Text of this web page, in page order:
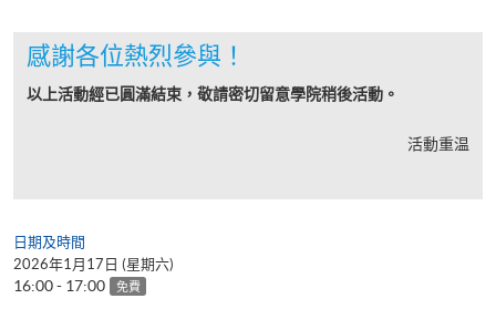
感謝各位熱烈參與！
以上活動經已圓滿結束，敬請密切留意學院稍後活動。
活動重温
日期及時間
2026年1月17日 (星期六)
16:00 - 17:00 免費